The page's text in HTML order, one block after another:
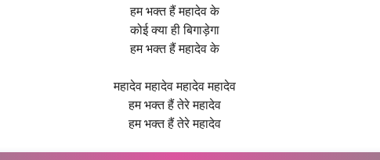
हम भक्त हैं महादेव के
कोई क्या ही बिगाड़ेगा
हम भक्त हैं महादेव के
महादेव महादेव महादेव महादेव
हम भक्त हैं तेरे महादेव
हम भक्त हैं तेरे महादेव